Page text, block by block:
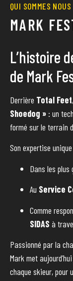
QUI SOMMES NOUS
MARK
L’histoire
de Mark
Derrière Total Feet
Shoedog » : un
formé sur le terrain
Son expertise
Dans les
Au Service
Comme
SIDAS à
Passionné par la
Mark met
chaque skieur, pour